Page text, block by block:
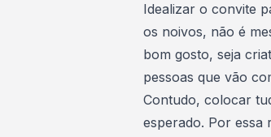
Idealizar o convite
os noivos, não é
bom gosto, seja
pessoas que vão
Contudo, colocar
esperado. Por essa